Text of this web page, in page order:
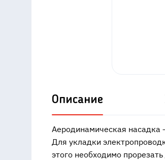
Описание
Аеродинамическая насадка
Для укладки
этого необходимо